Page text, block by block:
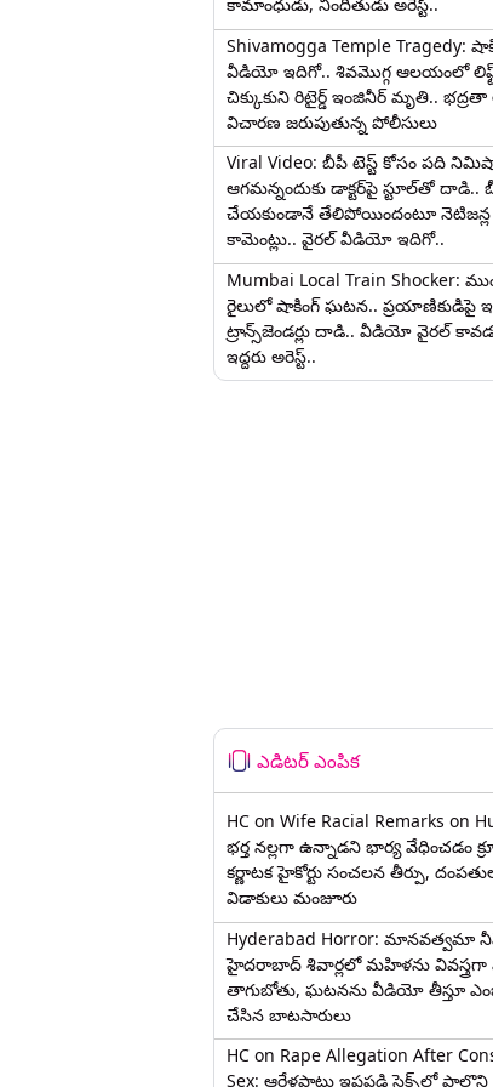
Shivamogga Temple Tragedy:
వీడియో ఇదిగో.. శివమొగ్గ ఆలయంలో
చిక్కుకుని రిటైర్డ్ ఇంజినీర్ మృతి..
విచారణ జరుపుతున్న పోలీసులు
Viral Video: బీపీ టెస్ట్‌ కోసం పది
ఆగమన్నందుకు డాక్టర్‌పై స్టూల్‌తో దాడి..
చేయకుండానే తేలిపోయిందంటూ నెటిజన్ల
కామెంట్లు.. వైరల్ వీడియో ఇదిగో..
Mumbai Local Train Shocker:
రైలులో షాకింగ్ ఘటన.. ప్రయాణికుడిపై
ట్రాన్స్‌జెండర్లు దాడి.. వీడియో వైరల్
ఇద్దరు అరెస్ట్..
ఎడిటర్ ఎంపిక
HC on Wife Racial Remarks on
భర్త న‌ల్ల‌గా ఉన్నాడ‌ని భార్య వేధించ‌డం
కర్ణాటక హైకోర్టు సంచలన తీర్పు,
విడాకులు మంజూరు
Hyderabad Horror: మానవత్వమా
హైదరాబాద్ శివార్లలో మహిళను
తాగుబోతు, ఘటనను వీడియో తీస్తూ
చేసిన బాటసారులు
HC on Rape Allegation After
Sex: ఆరేళ్లపాటు ఇష్టపడి సెక్స్‌లో పాల్గొని